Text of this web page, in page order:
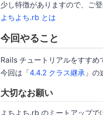
少し特徴がありますので、ご
よちよち.rb とは
今回やること
Rails チュートリアルをすすめ
今回は「4.4.2 クラス継承 」の
大切なお願い
よちよち.rb のミートアップ